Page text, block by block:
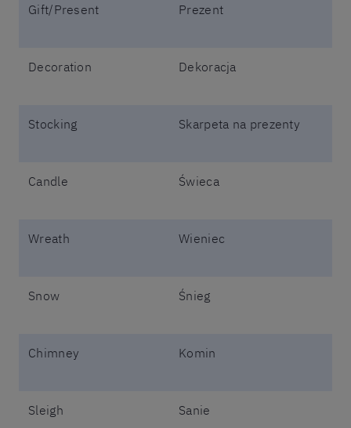
Gift/Present Prezent
Decoration Dekoracja
Stocking Skarpeta na prezenty
Candle Świeca
Wreath Wieniec
Snow Śnieg
Chimney Komin
Sleigh Sanie